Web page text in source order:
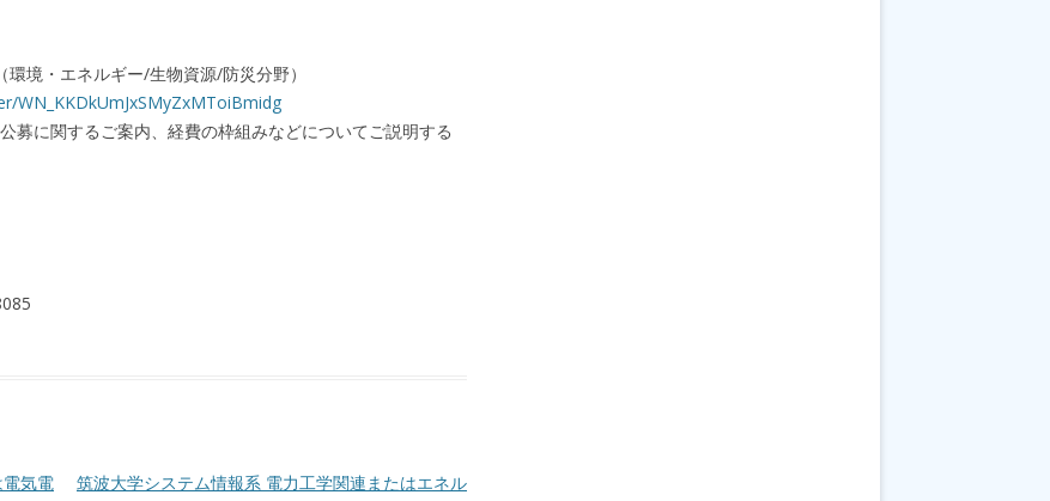
境・エネルギー/生物資源/防災分野）
WN_KKDkUmJxSMyZxMToiBmidg
募に関するご案内、経費の枠組みなどについてご説明する
気電 筑波⼤学システム情報系 電⼒⼯学関連またはエネル